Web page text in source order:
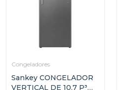
Congeladores
Sankey CONGELADOR
VERTICAL DE 10.7 P³